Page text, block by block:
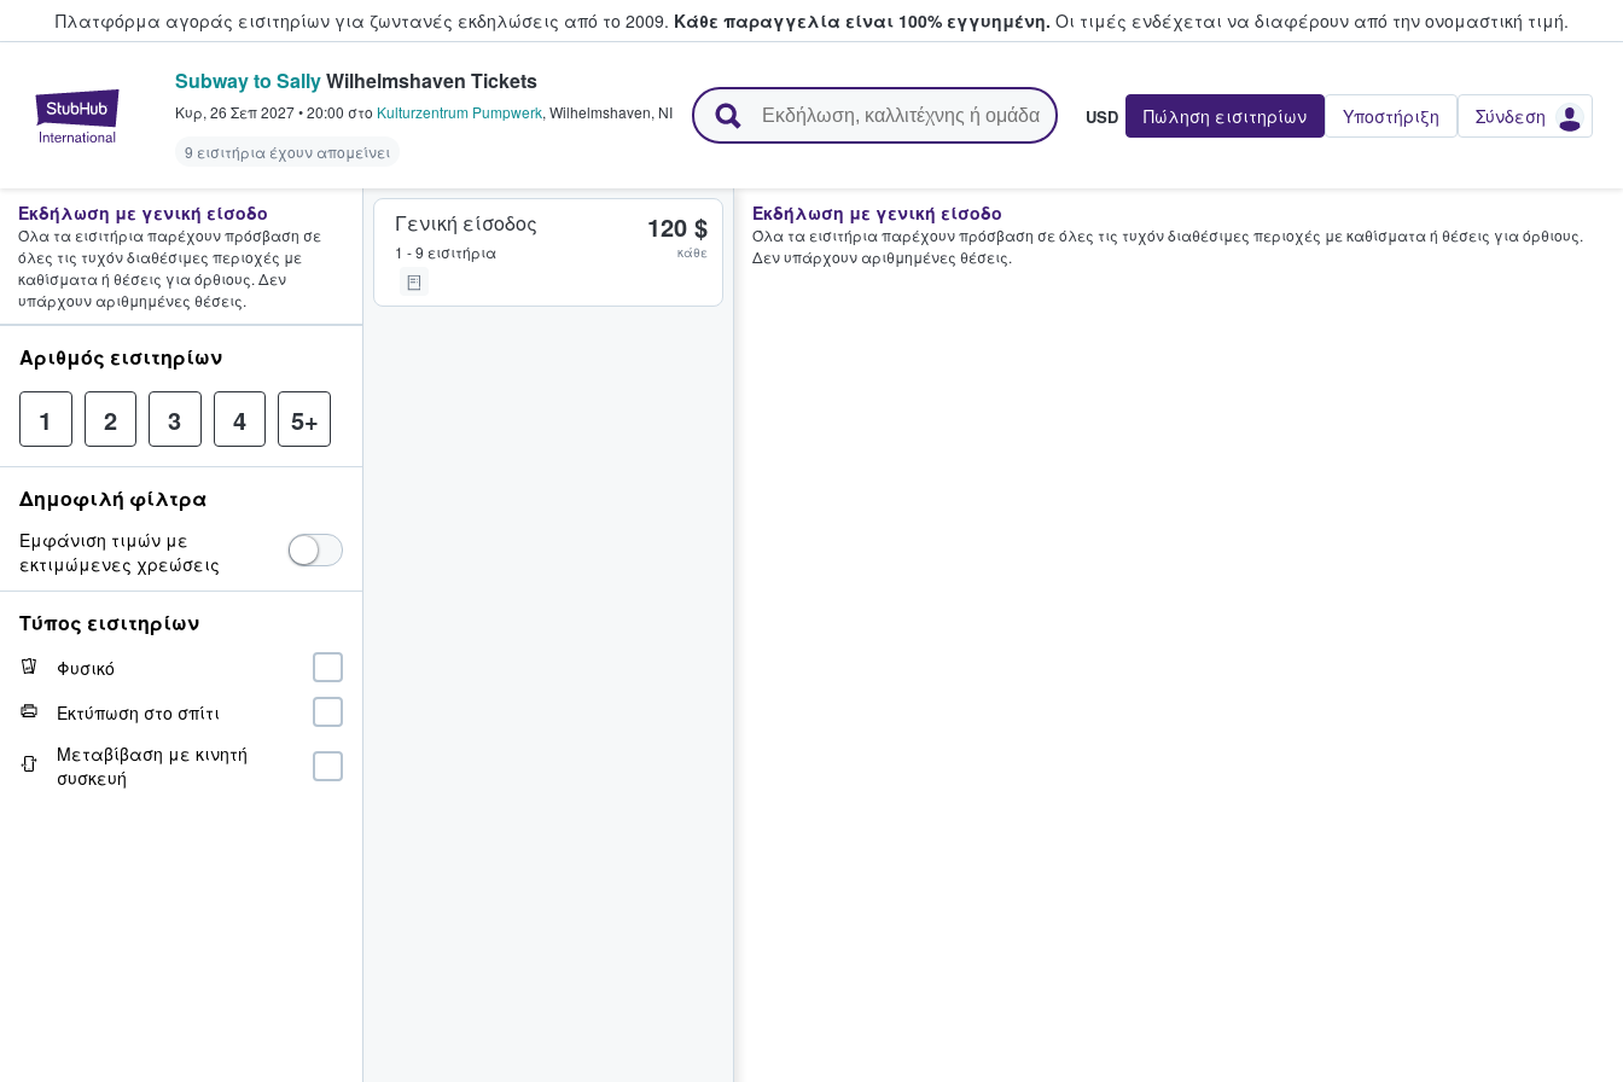
Πλατφόρμα αγοράς εισιτηρίων για ζωντανές εκδηλώσεις από το 2009. Κάθε παραγγελία είναι 100% εγγυημένη. Οι τιμές ενδέχεται να διαφέρουν από την oνομαστική τιμή.
StubHub - Όπου οι φαν αγοράζουν και πουλούν εισιτήρια
Subway to SallyWilhelmshaven Tickets
Κυρ, 26 Σεπ 2027•20:00 στο Kulturzentrum Pumpwerk, Wilhelmshaven, NI
9 εισιτήρια έχουν απομείνει
USD Πώληση εισιτηρίων Υποστήριξη Σύνδεση
Γενική είσοδος
1 - 9 εισιτήρια
120 $
κάθε
Εκδήλωση με γενική είσοδο
Όλα τα εισιτήρια παρέχουν πρόσβαση σε όλες τις τυχόν διαθέσιμες περιοχές με καθίσματα ή θέσεις για όρθιους.
Δεν υπάρχουν αριθμημένες θέσεις.
Εκδήλωση με γενική είσοδο
Όλα τα εισιτήρια παρέχουν πρόσβαση σε
όλες τις τυχόν διαθέσιμες περιοχές με
καθίσματα ή θέσεις για όρθιους. Δεν
υπάρχουν αριθμημένες θέσεις.
Αριθμός εισιτηρίων
1 2 3 4 5+
Δημοφιλή φίλτρα
Εμφάνιση τιμών με
εκτιμώμενες χρεώσεις
Τύπος εισιτηρίων
Φυσικό
Εκτύπωση στο σπίτι
Μεταβίβαση με κινητή
συσκευή